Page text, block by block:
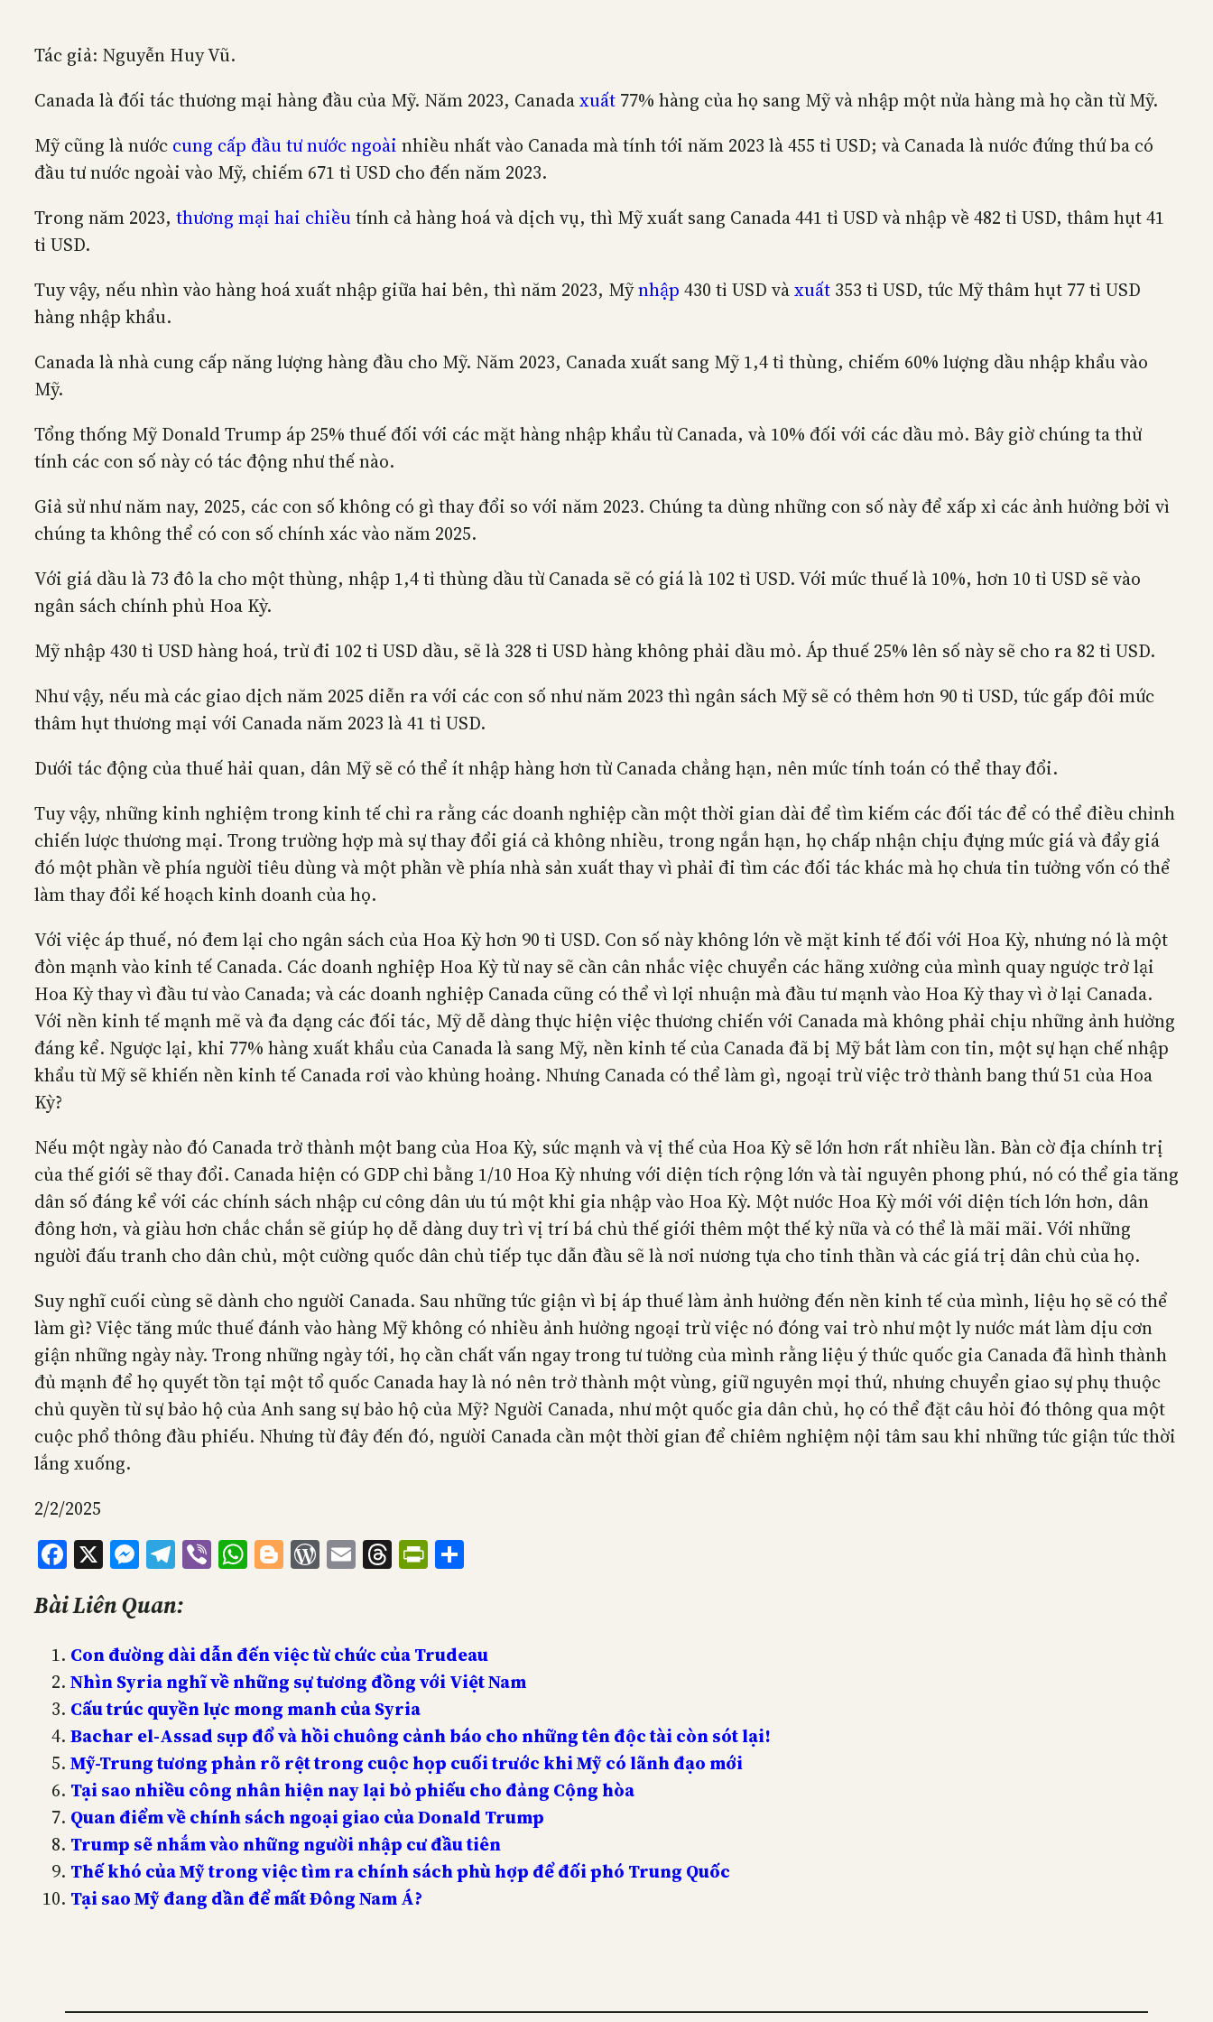
Tác giả: Nguyễn Huy Vũ.
Canada là đối tác thương mại hàng đầu của Mỹ. Năm 2023, Canadaxuất 77% hàng của họ sang Mỹ và nhập một nửa hàng mà họ cần từ Mỹ.
Mỹ cũng là nước cung cấp đầu tư nước ngoài nhiều nhất vào Canada mà tính tới năm 2023 là 455 tỉ USD; và Canada là nước đứng thứ ba có
đầu tư nước ngoài vào Mỹ, chiếm 671 tỉ USD cho đến năm 2023.
Trong năm 2023, thương mại hai chiềutính cả hàng hoá và dịch vụ, thì Mỹ xuất sang Canada 441 tỉ USD và nhập về 482 tỉ USD, thâm hụt 41
tỉ USD.
Tuy vậy, nếu nhìn vào hàng hoá xuất nhập giữa hai bên, thì năm 2023, Mỹnhập 430 tỉ USD vàxuất 353 tỉ USD, tức Mỹ thâm hụt 77 tỉ USD
hàng nhập khẩu.
Canada là nhà cung cấp năng lượng hàng đầu cho Mỹ. Năm 2023, Canada xuất sang Mỹ 1,4 tỉ thùng, chiếm 60% lượng dầu nhập khẩu vào
Mỹ.
Tổng thống Mỹ Donald Trump áp 25% thuế đối với các mặt hàng nhập khẩu từ Canada, và 10% đối với các dầu mỏ. Bây giờ chúng ta thử
tính các con số này có tác động như thế nào.
Giả sử như năm nay, 2025, các con số không có gì thay đổi so với năm 2023. Chúng ta dùng những con số này để xấp xỉ các ảnh hưởng bởi vì
chúng ta không thể có con số chính xác vào năm 2025.
Với giá dầu là 73 đô la cho một thùng, nhập 1,4 tỉ thùng dầu từ Canada sẽ có giá là 102 tỉ USD. Với mức thuế là 10%, hơn 10 tỉ USD sẽ vào
ngân sách chính phủ Hoa Kỳ.
Mỹ nhập 430 tỉ USD hàng hoá, trừ đi 102 tỉ USD dầu, sẽ là 328 tỉ USD hàng không phải dầu mỏ. Áp thuế 25% lên số này sẽ cho ra 82 tỉ USD.
Như vậy, nếu mà các giao dịch năm 2025 diễn ra với các con số như năm 2023 thì ngân sách Mỹ sẽ có thêm hơn 90 tỉ USD, tức gấp đôi mức
thâm hụt thương mại với Canada năm 2023 là 41 tỉ USD.
Dưới tác động của thuế hải quan, dân Mỹ sẽ có thể ít nhập hàng hơn từ Canada chẳng hạn, nên mức tính toán có thể thay đổi.
Tuy vậy, những kinh nghiệm trong kinh tế chỉ ra rằng các doanh nghiệp cần một thời gian dài để tìm kiếm các đối tác để có thể điều chỉnh
chiến lược thương mại. Trong trường hợp mà sự thay đổi giá cả không nhiều, trong ngắn hạn, họ chấp nhận chịu đựng mức giá và đẩy giá
đó một phần về phía người tiêu dùng và một phần về phía nhà sản xuất thay vì phải đi tìm các đối tác khác mà họ chưa tin tưởng vốn có thể
làm thay đổi kế hoạch kinh doanh của họ.
Với việc áp thuế, nó đem lại cho ngân sách của Hoa Kỳ hơn 90 tỉ USD. Con số này không lớn về mặt kinh tế đối với Hoa Kỳ, nhưng nó là một
đòn mạnh vào kinh tế Canada. Các doanh nghiệp Hoa Kỳ từ nay sẽ cần cân nhắc việc chuyển các hãng xưởng của mình quay ngược trở lại
Hoa Kỳ thay vì đầu tư vào Canada; và các doanh nghiệp Canada cũng có thể vì lợi nhuận mà đầu tư mạnh vào Hoa Kỳ thay vì ở lại Canada.
Với nền kinh tế mạnh mẽ và đa dạng các đối tác, Mỹ dễ dàng thực hiện việc thương chiến với Canada mà không phải chịu những ảnh hưởng
đáng kể. Ngược lại, khi 77% hàng xuất khẩu của Canada là sang Mỹ, nền kinh tế của Canada đã bị Mỹ bắt làm con tin, một sự hạn chế nhập
khẩu từ Mỹ sẽ khiến nền kinh tế Canada rơi vào khủng hoảng. Nhưng Canada có thể làm gì, ngoại trừ việc trở thành bang thứ 51 của Hoa
Kỳ?
Nếu một ngày nào đó Canada trở thành một bang của Hoa Kỳ, sức mạnh và vị thế của Hoa Kỳ sẽ lớn hơn rất nhiều lần. Bàn cờ địa chính trị
của thế giới sẽ thay đổi. Canada hiện có GDP chỉ bằng 1/10 Hoa Kỳ nhưng với diện tích rộng lớn và tài nguyên phong phú, nó có thể gia tăng
dân số đáng kể với các chính sách nhập cư công dân ưu tú một khi gia nhập vào Hoa Kỳ. Một nước Hoa Kỳ mới với diện tích lớn hơn, dân
đông hơn, và giàu hơn chắc chắn sẽ giúp họ dễ dàng duy trì vị trí bá chủ thế giới thêm một thế kỷ nữa và có thể là mãi mãi. Với những
người đấu tranh cho dân chủ, một cường quốc dân chủ tiếp tục dẫn đầu sẽ là nơi nương tựa cho tinh thần và các giá trị dân chủ của họ.
Suy nghĩ cuối cùng sẽ dành cho người Canada. Sau những tức giận vì bị áp thuế làm ảnh hưởng đến nền kinh tế của mình, liệu họ sẽ có thể
làm gì? Việc tăng mức thuế đánh vào hàng Mỹ không có nhiều ảnh hưởng ngoại trừ việc nó đóng vai trò như một ly nước mát làm dịu cơn
giận những ngày này. Trong những ngày tới, họ cần chất vấn ngay trong tư tưởng của mình rằng liệu ý thức quốc gia Canada đã hình thành
đủ mạnh để họ quyết tồn tại một tổ quốc Canada hay là nó nên trở thành một vùng, giữ nguyên mọi thứ, nhưng chuyển giao sự phụ thuộc
chủ quyền từ sự bảo hộ của Anh sang sự bảo hộ của Mỹ? Người Canada, như một quốc gia dân chủ, họ có thể đặt câu hỏi đó thông qua một
cuộc phổ thông đầu phiếu. Nhưng từ đây đến đó, người Canada cần một thời gian để chiêm nghiệm nội tâm sau khi những tức giận tức thời
lắng xuống.
2/2/2025
Facebook
X Messenger
Telegram
ViberWhatsApp
Blogger
WordPress
EmailThreadsPrintFriendly
Bài Liên Quan:
Con đường dài dẫn đến việc từ chức của Trudeau
Nhìn Syria nghĩ về những sự tương đồng với Việt Nam
Cấu trúc quyền lực mong manh của Syria
Bachar el-Assad sụp đổ và hồi chuông cảnh báo cho những tên độc tài còn sót lại!
Mỹ-Trung tương phản rõ rệt trong cuộc họp cuối trước khi Mỹ có lãnh đạo mới
Tại sao nhiều công nhân hiện nay lại bỏ phiếu cho đảng Cộng hòa
Quan điểm về chính sách ngoại giao của Donald Trump
Trump sẽ nhắm vào những người nhập cư đầu tiên
Thế khó của Mỹ trong việc tìm ra chính sách phù hợp để đối phó Trung Quốc
Tại sao Mỹ đang dần để mất Đông Nam Á?